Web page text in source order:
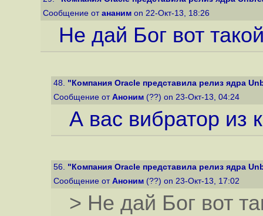
Сообщение от ананим on 22-Окт-13, 18:26
Не дай Бог вот
48. "Компания Oracle представила релиз ядра
Сообщение от Аноним (??) on 23-Окт-13, 04:24
А вас вибратор из
56. "Компания Oracle представила релиз ядра
Сообщение от Аноним (??) on 23-Окт-13, 17:02
> Не дай Бог вот